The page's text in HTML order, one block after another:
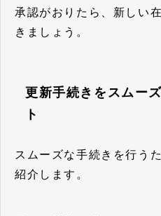
承認がおりたら、新しい
きましょう。
更新手続きをスムー
ト
スムーズな手続きを行う
紹介します。